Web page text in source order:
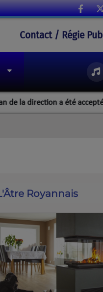
Contact / Régie Pub
a été accepté.
Royannais